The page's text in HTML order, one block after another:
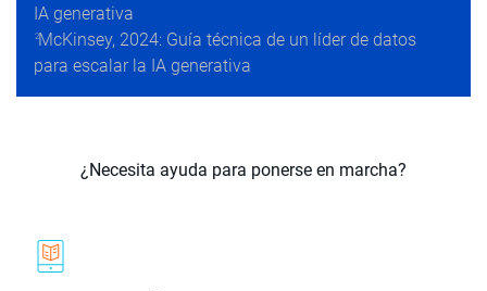
IA generativa
2McKinsey, 2024: Guía técnica de un líder de datos
para escalar la IA generativa
¿Necesita ayuda para ponerse en marcha?